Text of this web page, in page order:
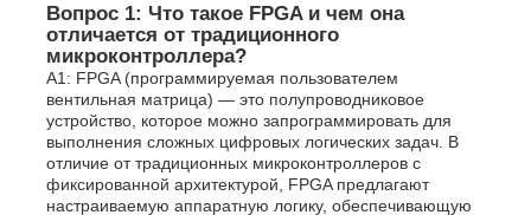
Вопрос 1: Что такое FPGA и чем она
отличается от традиционного
микроконтроллера?
A1: FPGA (программируемая пользователем
вентильная матрица) — это полупроводниковое
устройство, которое можно запрограммировать для
выполнения сложных цифровых логических задач. В
отличие от традиционных микроконтроллеров с
фиксированной архитектурой, FPGA предлагают
настраиваемую аппаратную логику, обеспечивающую